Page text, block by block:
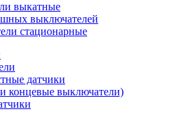
выкатные
выключателей
стационарные
датчики
концевые выключатели)